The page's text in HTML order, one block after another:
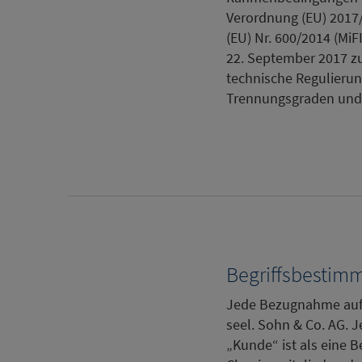
Verordnung (EU)
(EU) Nr. 600/2014
22. September 2017
technische
Trennungsgraden
Jede Bezugnahme
seel. Sohn & Co. AG.
„Kunde“ ist als eine